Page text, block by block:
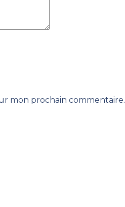
mon prochain commentaire.